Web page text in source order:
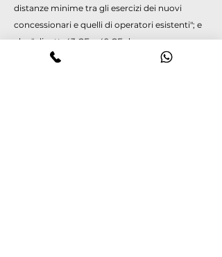
distanze minime tra gli esercizi dei nuovi
concessionari e quelli di operatori esistenti"; e
che "gli artt. 43 CE e 49 CE devono essere
interpretati nel senso che essi ostano a che